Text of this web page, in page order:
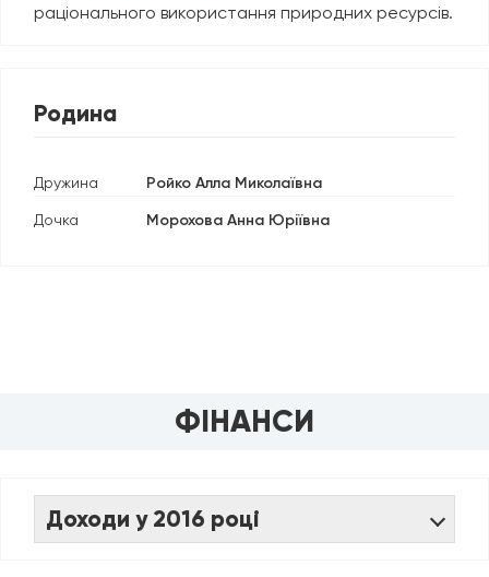
раціонального використання природних ресурсів.
Родина
Дружина Ройко Алла Миколаївна
Дочка Морохова Анна Юріївна
ФІНАНСИ
Доходи у 2016 році